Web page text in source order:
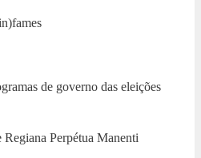
de governo das eleições
Perpétua Manenti